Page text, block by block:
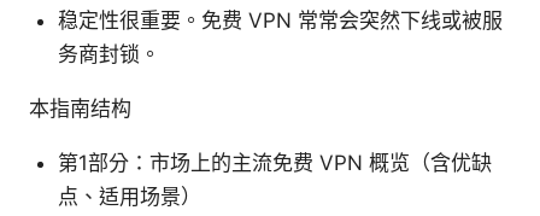
稳定性很重要。免费 VPN 常常会突然下线或被服
务商封锁。
本指南结构
第1部分：市场上的主流免费 VPN 概览（含优缺
点、适用场景）